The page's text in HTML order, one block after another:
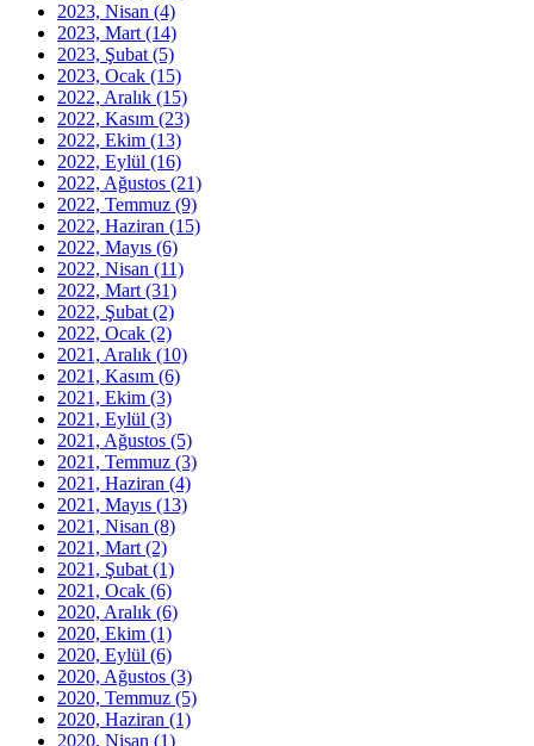
2023, Nisan (4)
2023, Mart (14)
2023, Şubat (5)
2023, Ocak (15)
2022, Aralık (15)
2022, Kasım (23)
2022, Ekim (13)
2022, Eylül (16)
2022, Ağustos (21)
2022, Temmuz (9)
2022, Haziran (15)
2022, Mayıs (6)
2022, Nisan (11)
2022, Mart (31)
2022, Şubat (2)
2022, Ocak (2)
2021, Aralık (10)
2021, Kasım (6)
2021, Ekim (3)
2021, Eylül (3)
2021, Ağustos (5)
2021, Temmuz (3)
2021, Haziran (4)
2021, Mayıs (13)
2021, Nisan (8)
2021, Mart (2)
2021, Şubat (1)
2021, Ocak (6)
2020, Aralık (6)
2020, Ekim (1)
2020, Eylül (6)
2020, Ağustos (3)
2020, Temmuz (5)
2020, Haziran (1)
2020, Nisan (1)